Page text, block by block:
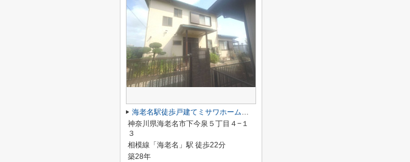
海老名駅徒歩戸建てミサワホーム施工
神奈川県海老名市下今泉５丁目４−１
３
相模線「海老名」駅 徒歩22分
築28年